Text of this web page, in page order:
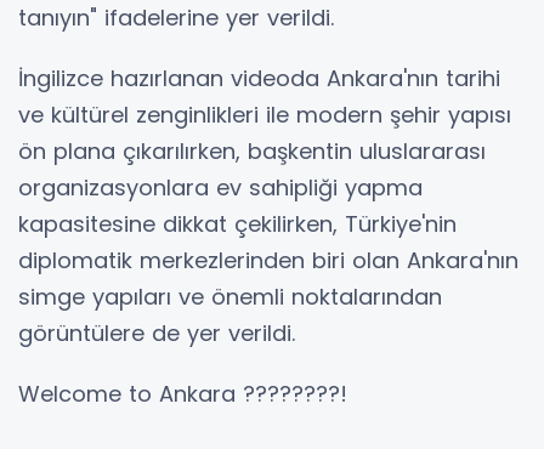
tanıyın" ifadelerine yer verildi.
İngilizce hazırlanan videoda Ankara'nın tarihi
ve kültürel zenginlikleri ile modern şehir yapısı
ön plana çıkarılırken, başkentin uluslararası
organizasyonlara ev sahipliği yapma
kapasitesine dikkat çekilirken, Türkiye'nin
diplomatik merkezlerinden biri olan Ankara'nın
simge yapıları ve önemli noktalarından
görüntülere de yer verildi.
Welcome to Ankara ????????!